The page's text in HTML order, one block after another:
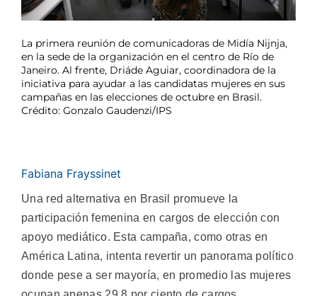
La primera reunión de comunicadoras de Midía Nijnja,
en la sede de la organización en el centro de Río de
Janeiro. Al frente, Driáde Aguiar, coordinadora de la
iniciativa para ayudar a las candidatas mujeres en sus
campañas en las elecciones de octubre en Brasil.
Crédito: Gonzalo Gaudenzi/IPS
Fabiana Frayssinet
Una red alternativa en Brasil promueve la
participación femenina en cargos de elección con
apoyo mediático. Esta campaña, como otras en
América Latina, intenta revertir un panorama político
donde pese a ser mayoría, en promedio las mujeres